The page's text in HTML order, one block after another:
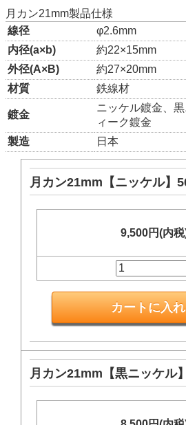
月カン21mm製品仕様
線径
φ2.6mm
内径(a×b)
約22×15mm
外径(A×B)
約27×20mm
材質
鉄線材
鍍金
ニッケル鍍金、
ィーク鍍金
製造
日本
月カン21mm【ニッケル】
9,500円(内税
月カン21mm【黒ニッケル